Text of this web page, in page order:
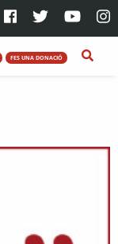
FES UNA DONACIÓ